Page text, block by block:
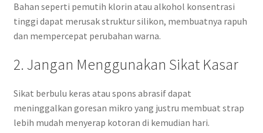
Bahan seperti pemutih klorin atau alkohol konsentrasi
tinggi dapat merusak struktur silikon, membuatnya rapuh
dan mempercepat perubahan warna.
2. Jangan Menggunakan Sikat Kasar
Sikat berbulu keras atau spons abrasif dapat
meninggalkan goresan mikro yang justru membuat strap
lebih mudah menyerap kotoran di kemudian hari.